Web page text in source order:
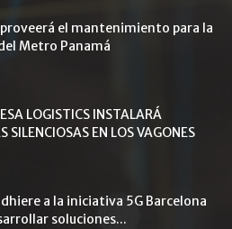
el mantenimiento para la
Metro Panamá
LOGISTICS INSTALARÁ
SILENCIOSAS EN LOS VAGONES
a la iniciativa 5G Barcelona
soluciones...